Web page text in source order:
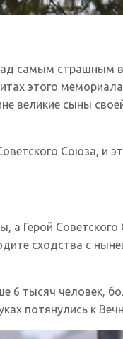
самым страшным
этого
великие сыны
Союза, и
Герой
сходства с
6 тысяч человек,
потянулись к